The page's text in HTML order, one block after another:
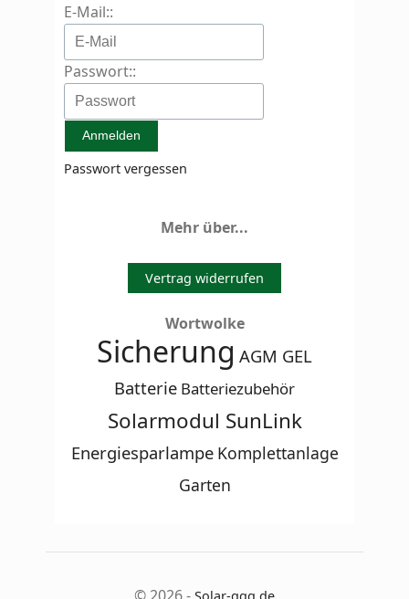
E-Mail::
Passwort::
Passwort vergessen
Mehr über...
Vertrag widerrufen
Wortwolke
Sicherung AGM GEL
Batterie Batteriezubehör
Solarmodul SunLink
Energiesparlampe Komplettanlage
Garten